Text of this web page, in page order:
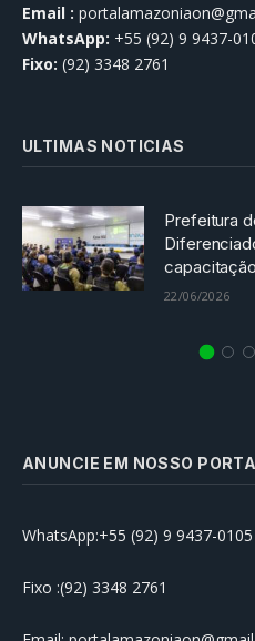
Email :
WhatsApp: +55 (92) 9 9437-
Fixo: (92) 3348 2761
ULTIMAS NOTICIAS
Prefeitura
22/06/2026
ANUNCIE EM NOSSO
WhatsApp:+55 (92) 9 9437-0105
Fixo :(92) 3348 2761